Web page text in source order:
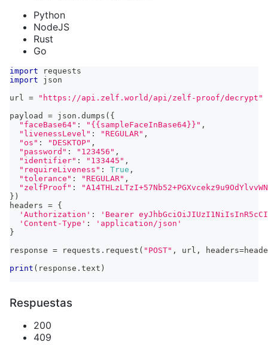
Python
NodeJS
Rust
Go
import requests
import json
url =
"https://api.zelf.world/api/zelf-proof/decrypt"
payload = json . dumps ( {
"faceBase64" : "{{sampleFaceInBase64}}" ,
"livenessLevel" : "REGULAR" ,
"os" : "DESKTOP" ,
"password" : "123456" ,
"identifier" : "133445" ,
"requireLiveness" : True ,
"tolerance" : "REGULAR" ,
"zelfProof" :
} )
headers = {
'Authorization' :
'Bearer
'Content-Type' :
'application/json'
}
response = requests . request ( "POST" , url , headers=
print ( response . text )
Respuestas
200
409